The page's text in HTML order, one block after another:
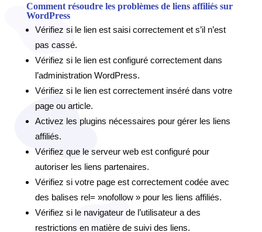
Comment résoudre les problèmes de liens affiliés sur
WordPress
Vérifiez si le lien est saisi correctement et s’il n’est
pas cassé.
Vérifiez si le lien est configuré correctement dans
l’administration WordPress.
Vérifiez si le lien est correctement inséré dans votre
page ou article.
Activez les plugins nécessaires pour gérer les liens
affiliés.
Vérifiez que le serveur web est configuré pour
autoriser les liens partenaires.
Vérifiez si votre page est correctement codée avec
des balises rel= »nofollow » pour les liens affiliés.
Vérifiez si le navigateur de l’utilisateur a des
restrictions en matière de suivi des liens.